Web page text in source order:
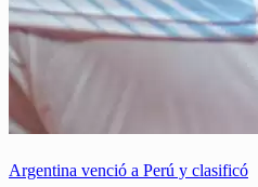
Argentina venció a Perú y clasificó